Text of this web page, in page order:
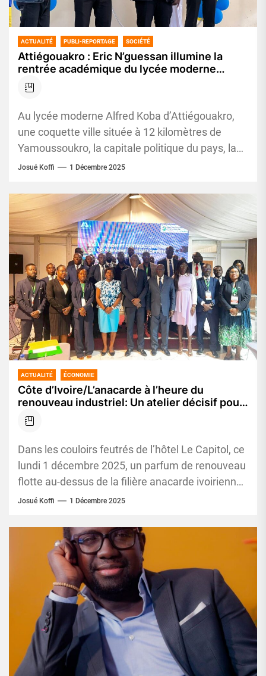
ACTUALITÉ PUBLI-REPORTAGE SOCIÉTÉ
Attiégouakro : Eric N’guessan illumine la
rentrée académique du lycée moderne
Alfred Koba
Au lycée moderne Alfred Koba d’Attiégouakro,
une coquette ville située à 12 kilomètres de
Yamoussoukro, la capitale politique du pays, la
rentrée académique 2025-2026 a...
Josué Koffi 1 Décembre 2025
ACTUALITÉ ÉCONOMIE
Côte d’Ivoire/L’anacarde à l’heure du
renouveau industriel: Un atelier décisif pour
repenser la transformation nationale
Dans les couloirs feutrés de l’hôtel Le Capitol, ce
lundi 1 décembre 2025, un parfum de renouveau
flotte au-dessus de la filière anacarde ivoirienne.
En...
Josué Koffi 1 Décembre 2025